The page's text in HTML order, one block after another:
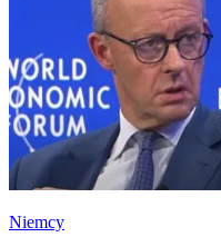
Niemcy